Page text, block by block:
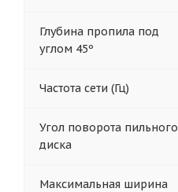
Глубина пропила под
углом 45º
Частота сети (Гц)
Угол поворота пильного
диска
Максимальная ширина